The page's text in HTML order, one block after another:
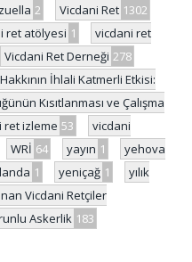
2 Vicdani Ret 1302
ret atölyesi 1
vicdani ret
Vicdani Ret Derneği 278
İhlali Katmerli Etkisi:
Kısıtlanması ve Çalışma
ret izleme 53
vicdani
WRİ 64 yayın 1
yehova
1 yeniçağ 1
yılık
Vicdani Retçiler
Askerlik 183